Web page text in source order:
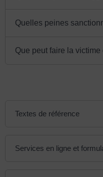
Quelles peines
Que peut faire la victime
Textes de référence
Services en ligne et